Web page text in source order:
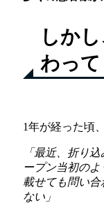
しか
わっ
1年が経った頃
「最近、折り
ープン当初の
載せても問い
ない」